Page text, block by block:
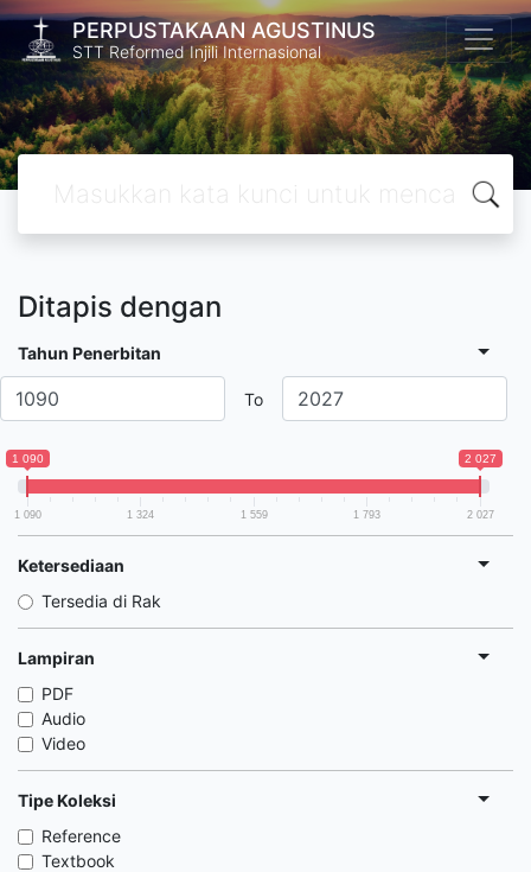
PERPUSTAKAAN AGUSTINUS
STT Reformed Injili Internasional
Ditapis dengan
Tahun Penerbitan
To
1 090 2 027
1 090 1 324 1 559 1 793 2 027
Ketersediaan
Tersedia di Rak
Lampiran
PDF
Audio
Video
Tipe Koleksi
Reference
Textbook